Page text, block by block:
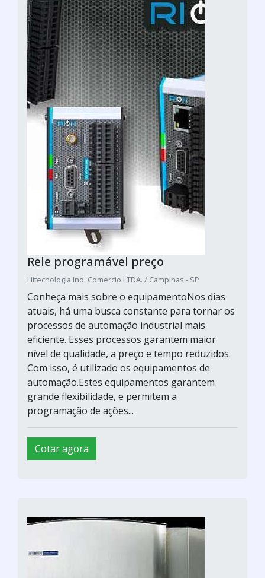
Rele programável preço
Hitecnologia Ind. Comercio LTDA. / Campinas - SP
Conheça mais sobre o equipamentoNos dias
atuais, há uma busca constante para tornar os
processos de automação industrial mais
eficiente. Esses processos garantem maior
nível de qualidade, a preço e tempo reduzidos.
Com isso, é utilizado os equipamentos de
automação.Estes equipamentos garantem
grande flexibilidade, e permitem a
programação de ações...
Cotar agora